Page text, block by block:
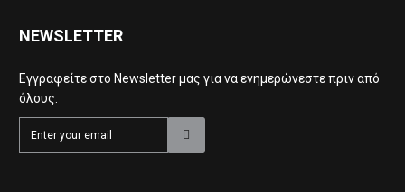
NEWSLETTER
Εγγραφείτε στο Newsletter μας για να ενημερώνεστε πριν από
όλους.